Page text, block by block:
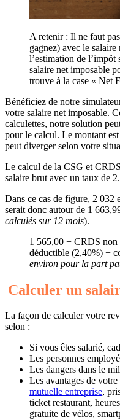
A retenir : Il ne faut
gagnez) avec le
l’estimation de
salaire net imposable
trouve à la case « Net
Bénéficiez de notre
votre salaire net imposable.
calculettes, notre solution
pour le calcul. Le montant
peut diverger selon votre
Le calcul de la CSG et
salaire brut avec un taux de
Dans ce cas de figure, 2 032
serait donc autour de 1
calculés sur 12 mois).
1 565,00 + CRDS
déductible (2,40%) +
environ pour la part
Calculer un
La façon de calculer votre
selon :
Si vous êtes salarié,
Les personnes
Les dangers dans le
Les avantages de
mutuelle entreprise,
ticket restaurant,
gratuite de vélos,